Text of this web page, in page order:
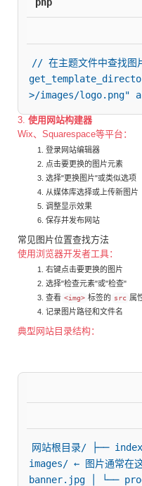
php
// 在主题文件中查找
>/images/logo.png"
3. 使用网站构建器
Wix、Squarespace等平台：
登录网站编辑器
点击要更换的图片元素
选择"更换图片"或类似选项
从媒体库选择或上传新图片
调整显示效果
保存并发布网站
常见图片位置查找方法
使用浏览器开发者工具：
右键点击要更换的图片
选择"检查元素"或"检查"
查看 <img> 标签的 src 属
记录图片路径和文件名
典型网站目录结构：
网站根目录/ ├──
images/ ← 图片通常
banner.jpg │ └──